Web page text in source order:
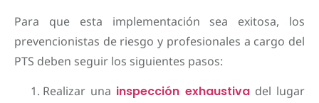
Para que esta implementación sea exitosa, los
prevencionistas de riesgo y profesionales a cargo del
PTS deben seguir los siguientes pasos:
Realizar una inspección exhaustivadel lugar